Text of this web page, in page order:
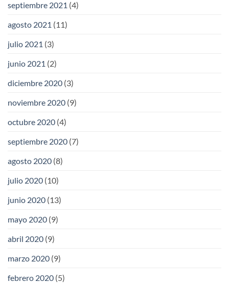
septiembre 2021 (4)
agosto 2021 (11)
julio 2021 (3)
junio 2021 (2)
diciembre 2020 (3)
noviembre 2020 (9)
octubre 2020 (4)
septiembre 2020 (7)
agosto 2020 (8)
julio 2020 (10)
junio 2020 (13)
mayo 2020 (9)
abril 2020 (9)
marzo 2020 (9)
febrero 2020 (5)